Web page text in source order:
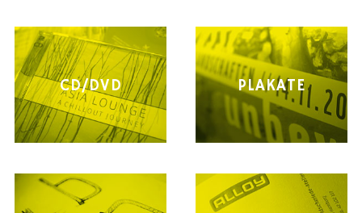
CD/DVD PLAKATE